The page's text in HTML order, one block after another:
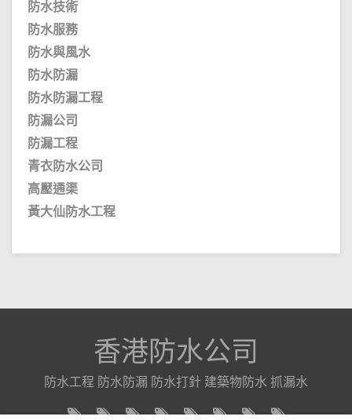
防水技術
防水服務
防水與風水
防水防漏
防水防漏工程
防漏公司
防漏工程
青衣防水公司
高壓通渠
黃大仙防水工程
香港防水公司
防水工程 防水防漏 防水打針 建築物防水 抓漏水